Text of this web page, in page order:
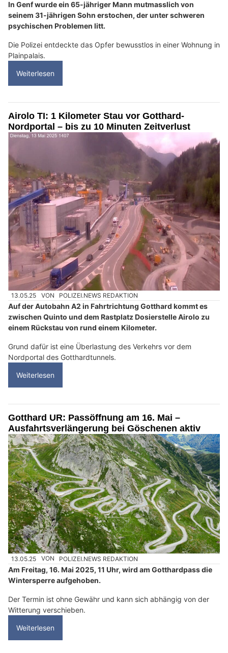
In Genf wurde ein 65-jähriger Mann mutmasslich von
seinem 31-jährigen Sohn erstochen, der unter schweren
psychischen Problemen litt.
Die Polizei entdeckte das Opfer bewusstlos in einer Wohnung in
Plainpalais.
Weiterlesen
Airolo TI: 1 Kilometer Stau vor Gotthard-
Nordportal – bis zu 10 Minuten Zeitverlust
13.05.25 VON POLIZEI.NEWS REDAKTION
Auf der Autobahn A2 in Fahrtrichtung Gotthard kommt es
zwischen Quinto und dem Rastplatz Dosierstelle Airolo zu
einem Rückstau von rund einem Kilometer.
Grund dafür ist eine Überlastung des Verkehrs vor dem
Nordportal des Gotthardtunnels.
Weiterlesen
Gotthard UR: Passöffnung am 16. Mai –
Ausfahrtsverlängerung bei Göschenen aktiv
13.05.25 VON POLIZEI.NEWS REDAKTION
Am Freitag, 16. Mai 2025, 11 Uhr, wird am Gotthardpass die
Wintersperre aufgehoben.
Der Termin ist ohne Gewähr und kann sich abhängig von der
Witterung verschieben.
Weiterlesen